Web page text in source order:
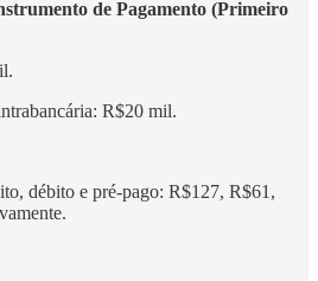
de Pagamento (Primeiro
R$20 mil.
débito e pré-pago: R$127, R$61,